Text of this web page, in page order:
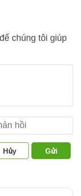
chúng tôi giúp
Hủy Gửi